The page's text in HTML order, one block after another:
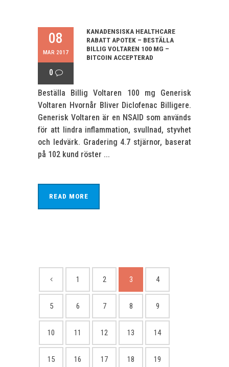
08
MAR 2017
0
KANADENSISKA HEALTHCARE
RABATT APOTEK – BESTÄLLA
BILLIG VOLTAREN 100 MG –
BITCOIN ACCEPTERAD
Beställa Billig Voltaren 100 mg Generisk
Voltaren Hvornår Bliver Diclofenac Billigere.
Generisk Voltaren är en NSAID som används
för att lindra inflammation, svullnad, styvhet
och ledvärk. Gradering 4.7 stjärnor, baserat
på 102 kund röster ...
READ MORE
1 2 3 4
5 6 7 8 9
10 11 12 13 14
15 16 17 18 19